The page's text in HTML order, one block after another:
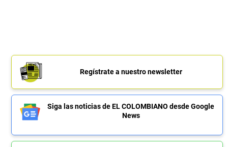
Regístrate a nuestro newsletter
Siga las noticias de EL COLOMBIANO desde Google
News